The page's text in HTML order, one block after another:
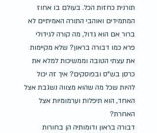
תורנית כחזות הכל. בעולם בו אחוז
המתמידים ואוהבי התורה האמיתיים לא
ברור אם הוא גדול, מה קורה לגידולי
פרא כמו דבורה בראון? שלא מקיימות
את עצתי הטובה וממשיכות למלא את
כרסן בש"ס ובפוסקים? איך זה יכול
להיות שכל מה שהוא מצווה נשגבת אצל
האחד, הוא תיפלות וערמומיות אצל
האחרת?
דבורה בראון ודומותיה הן בחורות